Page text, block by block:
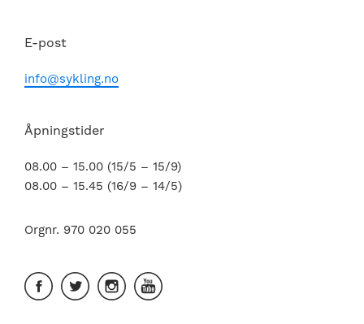
E-post
info@sykling.no
Åpningstider
08.00 – 15.00 (15/5 – 15/9)
08.00 – 15.45 (16/9 – 14/5)
Orgnr. 970 020 055